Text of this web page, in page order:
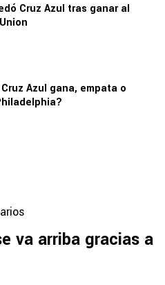
Cruz Azul tras ganar al
Azul gana, empata o
va arriba gracias a